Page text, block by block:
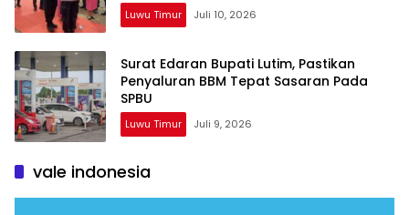
Luwu Timur Juli 10, 2026
Surat Edaran Bupati Lutim, Pastikan
Penyaluran BBM Tepat Sasaran Pada
SPBU
Luwu Timur Juli 9, 2026
vale indonesia